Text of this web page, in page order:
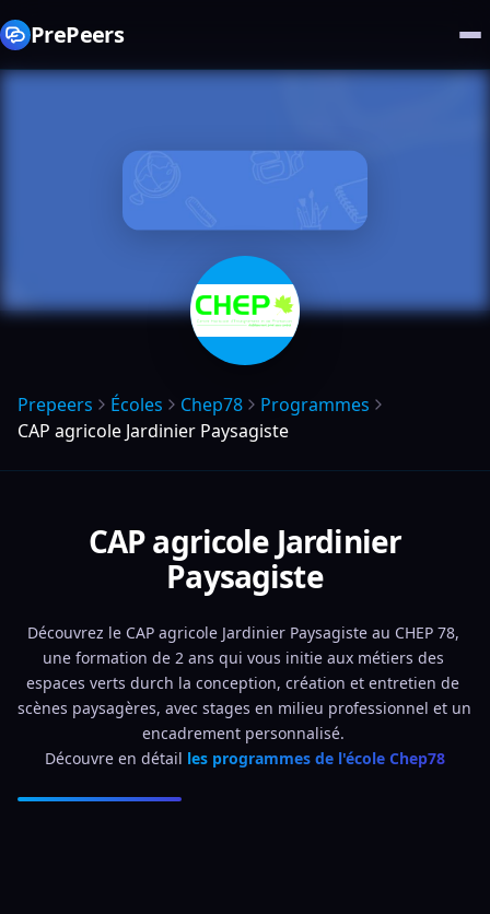
PrePeers
Prepeers Écoles Chep78
Programmes
CAP agricole Jardinier Paysagiste
CAP agricole Jardinier
Paysagiste
Découvrez le CAP agricole Jardinier Paysagiste au CHEP 78,
une formation de 2 ans qui vous initie aux métiers des
espaces verts durch la conception, création et entretien de
scènes paysagères, avec stages en milieu professionnel et un
encadrement personnalisé.
Découvre en détail les programmes de l'école Chep78